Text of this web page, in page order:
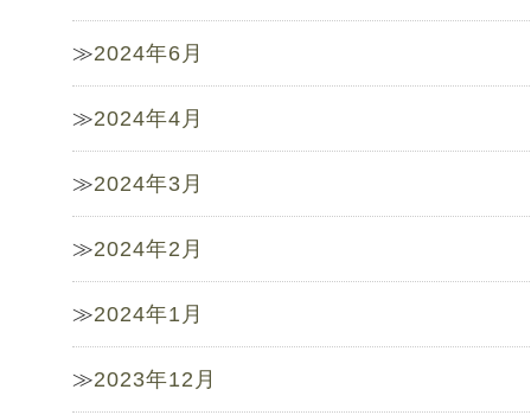
2024年6月
2024年4月
2024年3月
2024年2月
2024年1月
2023年12月